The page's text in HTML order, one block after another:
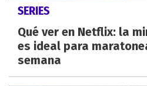
SERIES
Qué ver en Netflix: la
es ideal para
semana